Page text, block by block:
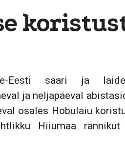
Eesti saari ja
ja neljapäeval
osales Hobulaiu
Hiiumaa rannikut